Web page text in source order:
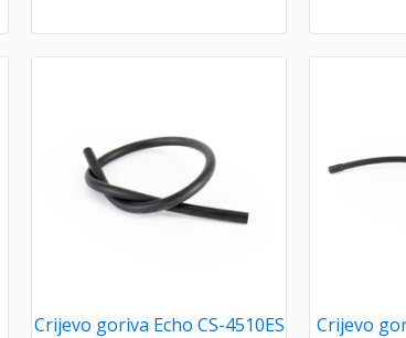
Crijevo goriva Echo CS-4510ES
Crijevo